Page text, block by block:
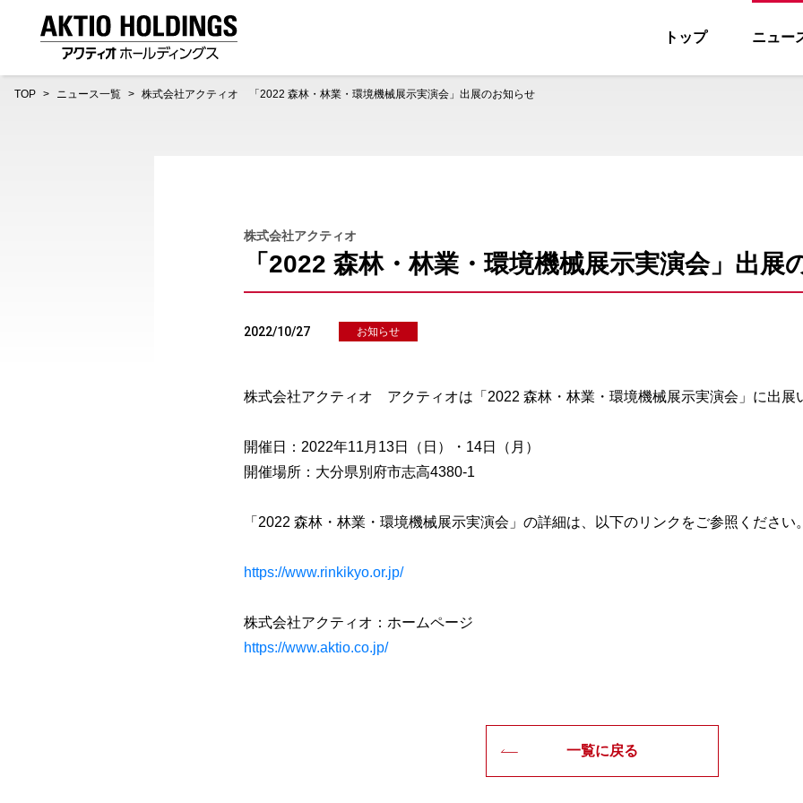
トップ ニュー
TOP ニュース一覧 株式会社アクティオ 「2022 森林・林業・環境機械展示実演会」出展のお知らせ
株式会社アクティオ
「2022 森林・林業・環境機械展示実演会」出展
2022/10/27 お知らせ
株式会社アクティオ アクティオは「2022 森林・林業・環境機械展示実演会」に出展
開催日：2022年11月13日（日）・14日（月）
開催場所：大分県別府市志高4380-1
「2022 森林・林業・環境機械展示実演会」の詳細は、以下のリンクをご参照ください
https://www.rinkikyo.or.jp/
株式会社アクティオ：ホームページ
https://www.aktio.co.jp/
一覧に戻る